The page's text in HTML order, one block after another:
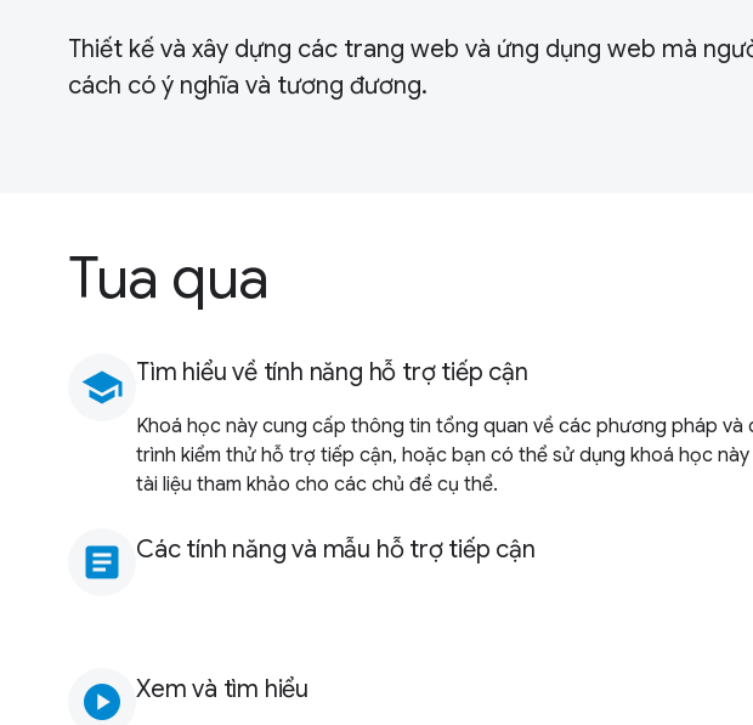
Thiết kế và xây dựng các trang web và ứng dụng web mà
cách có ý nghĩa và tương đương.
Tua qua
school Tìm hiểu về tính năng hỗ trợ tiếp cận
Khoá học này cung cấp thông tin tổng quan về các phương pháp và
trình kiểm thử hỗ trợ tiếp cận, hoặc bạn có thể sử dụng khoá học này
tài liệu tham khảo cho các chủ đề cụ thể.
article Các tính năng và mẫu hỗ trợ tiếp cận
play_circle Xem và tìm hiểu